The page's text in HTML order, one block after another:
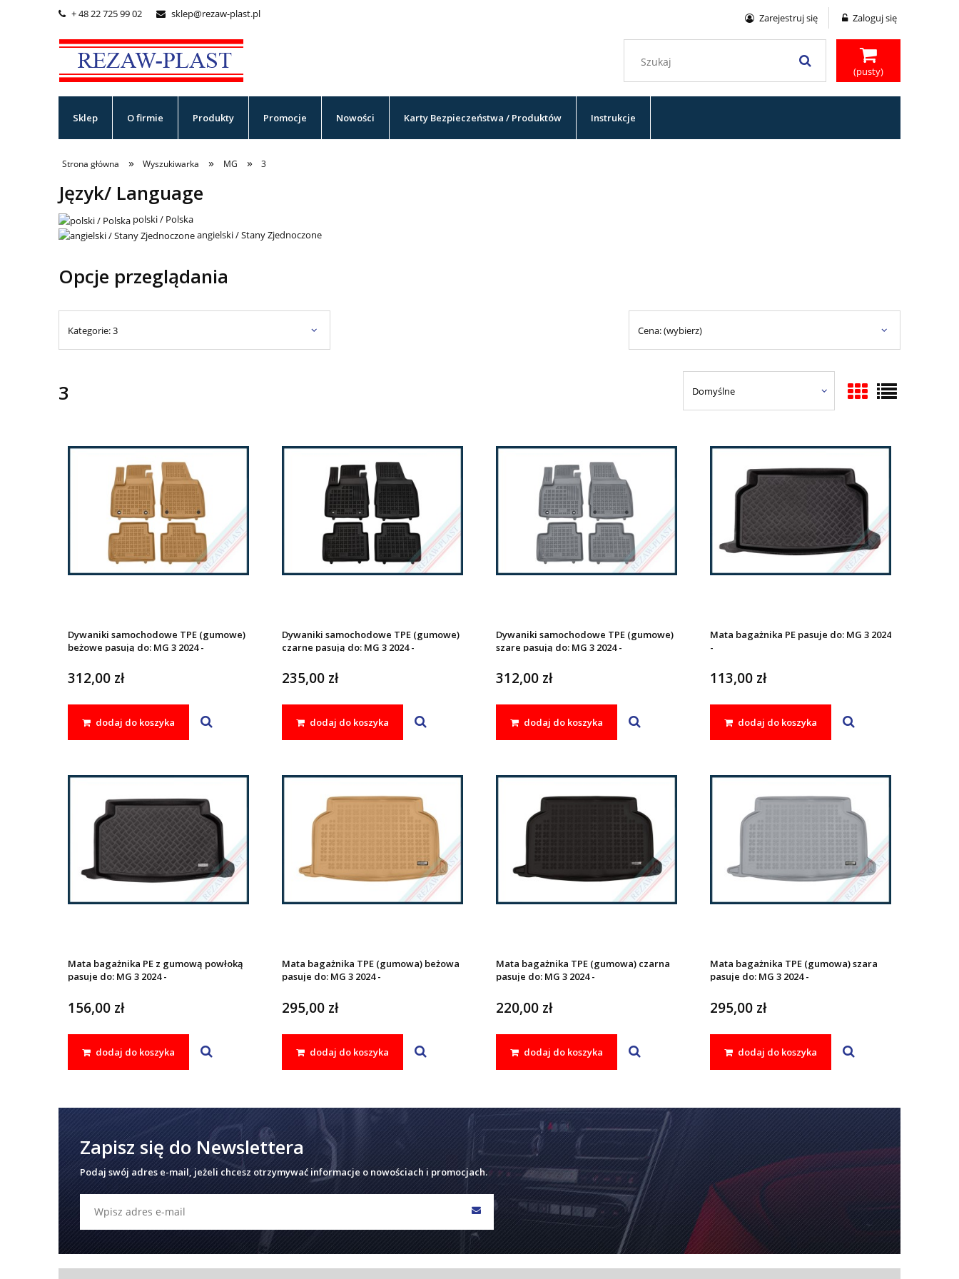
 + 48 22 725 99 02  sklep@rezaw-plast.pl Zarejestruj się Zaloguj się
(pusty)
Sklep O firmie Produkty Promocje Nowości Karty Bezpieczeństwa / Produktów Instrukcje
Strona główna » Wyszukiwarka » MG » 3
Język/ Language
polski / Polska
angielski / Stany Zjednoczone
Opcje przeglądania
Kategorie: 3 Cena: (wybierz)
3
Dywaniki samochodowe TPE (gumowe)
beżowe pasują do: MG 3 2024 -
312,00 zł
dodaj do koszyka
Dywaniki samochodowe TPE (gumowe)
czarne pasują do: MG 3 2024 -
235,00 zł
dodaj do koszyka
Dywaniki samochodowe TPE (gumowe)
szare pasują do: MG 3 2024 -
312,00 zł
dodaj do koszyka
Mata bagażnika PE pasuje do: MG 3 2024
-
113,00 zł
dodaj do koszyka
Mata bagażnika PE z gumową powłoką
pasuje do: MG 3 2024 -
156,00 zł
dodaj do koszyka
Mata bagażnika TPE (gumowa) beżowa
pasuje do: MG 3 2024 -
295,00 zł
dodaj do koszyka
Mata bagażnika TPE (gumowa) czarna
pasuje do: MG 3 2024 -
220,00 zł
dodaj do koszyka
Mata bagażnika TPE (gumowa) szara
pasuje do: MG 3 2024 -
295,00 zł
dodaj do koszyka
Zapisz się do Newslettera
Podaj swój adres e-mail, jeżeli chcesz otrzymywać informacje o nowościach i promocjach.